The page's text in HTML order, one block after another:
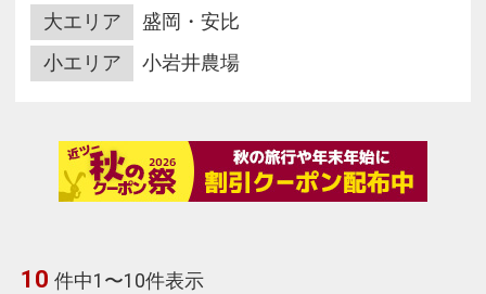
大エリア
盛岡・安比
小エリア
小岩井農場
10 件中1〜10件表示